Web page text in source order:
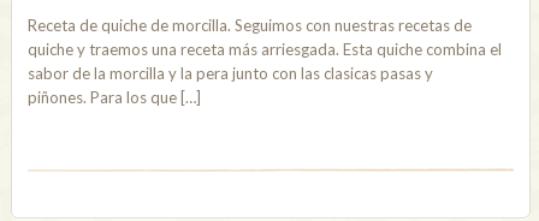
Receta de quiche de morcilla. Seguimos con nuestras recetas de
quiche y traemos una receta más arriesgada. Esta quiche combina el
sabor de la morcilla y la pera junto con las clasicas pasas y
piñones. Para los que […]